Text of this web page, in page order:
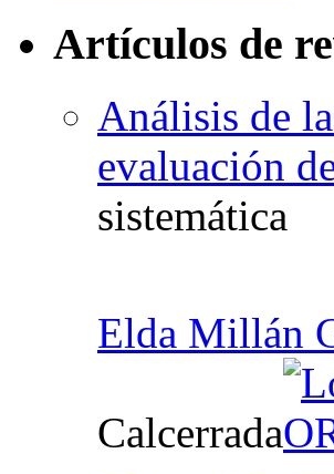
Artículos de
Análisis de
evaluación
sistemática
Elda Millán
Calcerrada